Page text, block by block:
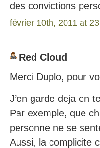
des convictions
février 10th, 2011 at
Red Cloud
Merci Duplo, pour
J’en garde deja en
Par exemple, que
personne ne se
Aussi, la complicite